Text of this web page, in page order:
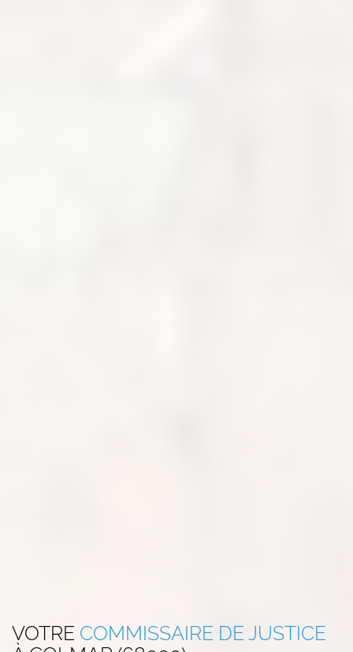
VOTRE COMMISSAIRE DE JUSTICE